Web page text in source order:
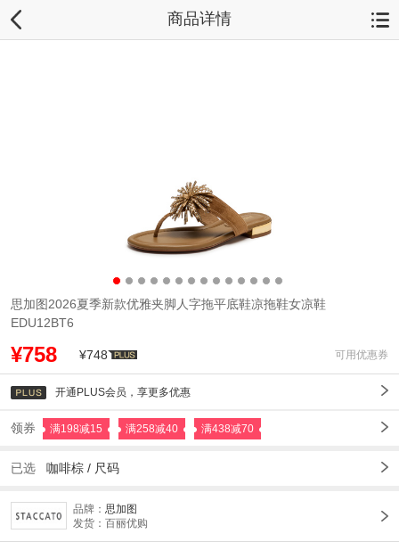
商品详情
思加图2026夏季新款优雅夹脚人字拖平底鞋凉拖鞋女凉鞋
EDU12BT6
¥758 ¥748 可用优惠券
开通PLUS会员，享更多优惠
领券 满198减15 满258减40 满438减70
已选 咖啡棕 / 尺码
品牌： 思加图
发货：百丽优购